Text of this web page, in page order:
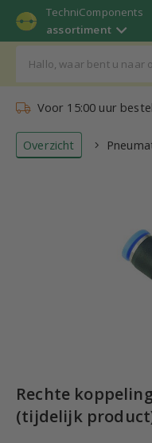
TechniComponents
assortiment
Voor 15:00 uur
Overzicht
Rechte
(tijdelijk